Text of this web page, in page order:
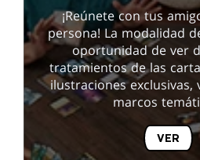
¡Reúnete con tus
persona! La modalidad
oportunidad de ver
tratamientos de las
ilustraciones exclusivas,
marcos
VER